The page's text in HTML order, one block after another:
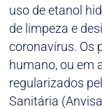
uso de etanol
de limpeza e
coronavírus. Os
humano, ou em
regularizados
Sanitária